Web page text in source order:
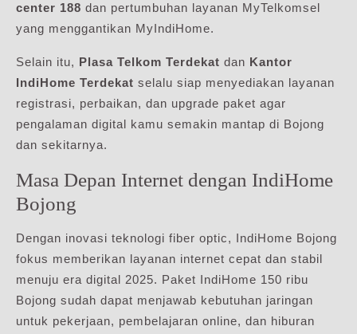
center 188 dan pertumbuhan layanan MyTelkomsel
yang menggantikan MyIndiHome.
Selain itu, Plasa Telkom Terdekat dan Kantor
IndiHome Terdekat selalu siap menyediakan layanan
registrasi, perbaikan, dan upgrade paket agar
pengalaman digital kamu semakin mantap di Bojong
dan sekitarnya.
Masa Depan Internet dengan IndiHome
Bojong
Dengan inovasi teknologi fiber optic, IndiHome Bojong
fokus memberikan layanan internet cepat dan stabil
menuju era digital 2025. Paket IndiHome 150 ribu
Bojong sudah dapat menjawab kebutuhan jaringan
untuk pekerjaan, pembelajaran online, dan hiburan